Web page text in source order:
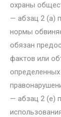
охраны
— абзац 2 (а)
нормы
обязан
фактов или
— абзац 2 (е)